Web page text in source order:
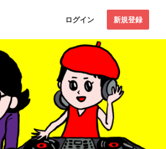
ログイン 新規登録